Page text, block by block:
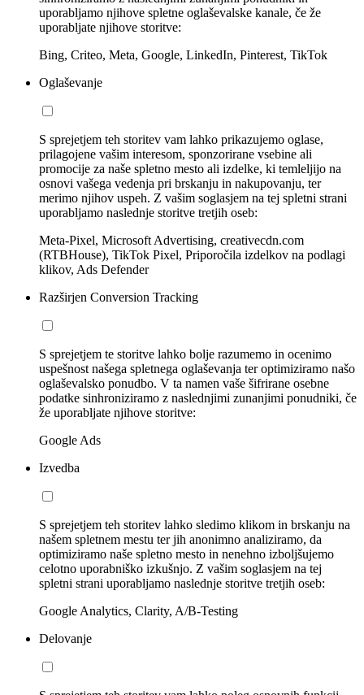
uporabljamo njihove spletne oglaševalske kanale, če že
uporabljate njihove storitve:
Bing, Criteo, Meta, Google, LinkedIn, Pinterest, TikTok
Oglaševanje
S sprejetjem teh storitev vam lahko prikazujemo oglase,
prilagojene vašim interesom, sponzorirane vsebine ali
promocije za naše spletno mesto ali izdelke, ki temleljijo na
osnovi vašega vedenja pri brskanju in nakupovanju, ter
merimo njihov uspeh. Z vašim soglasjem na tej spletni strani
uporabljamo naslednje storitve tretjih oseb:
Meta-Pixel, Microsoft Advertising, creativecdn.com
(RTBHouse), TikTok Pixel, Priporočila izdelkov na podlagi
klikov, Ads Defender
Razširjen Conversion Tracking
S sprejetjem te storitve lahko bolje razumemo in ocenimo
uspešnost našega spletnega oglaševanja ter optimiziramo našo
oglaševalsko ponudbo. V ta namen vaše šifrirane osebne
podatke sinhroniziramo z naslednjimi zunanjimi ponudniki, če
že uporabljate njihove storitve:
Google Ads
Izvedba
S sprejetjem teh storitev lahko sledimo klikom in brskanju na
našem spletnem mestu ter jih anonimno analiziramo, da
optimiziramo naše spletno mesto in nenehno izboljšujemo
celotno uporabniško izkušnjo. Z vašim soglasjem na tej
spletni strani uporabljamo naslednje storitve tretjih oseb:
Google Analytics, Clarity, A/B-Testing
Delovanje